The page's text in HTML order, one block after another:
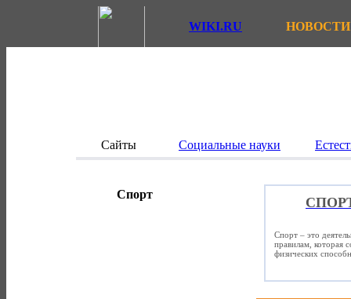
WIKI.RU НОВОСТИ
Сайты Социальные науки
Спорт
Спорт – это
правилам, которая
физических